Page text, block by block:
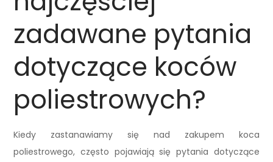
zadawane pytania
dotyczące koców
poliestrowych?
Kiedy zastanawiamy się nad zakupem koca
poliestrowego, często pojawiają się pytania dotyczące